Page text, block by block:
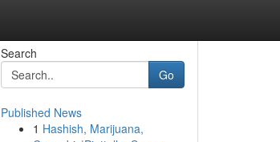
Search
Go
Published News
1 Hashish, Marijuana,